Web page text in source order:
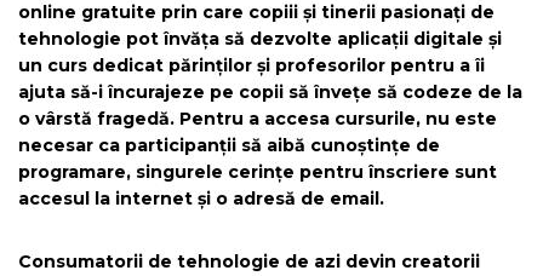
online gratuite prin care copiii și tinerii pasionați de
tehnologie pot învăța să dezvolte aplicații digitale și
un curs dedicat părinților și profesorilor pentru a îi
ajuta să-i încurajeze pe copii să învețe să codeze de la
o vârstă fragedă. Pentru a accesa cursurile, nu este
necesar ca participanții să aibă cunoștințe de
programare, singurele cerințe pentru înscriere sunt
accesul la internet și o adresă de email.
Consumatorii de tehnologie de azi devin creatorii